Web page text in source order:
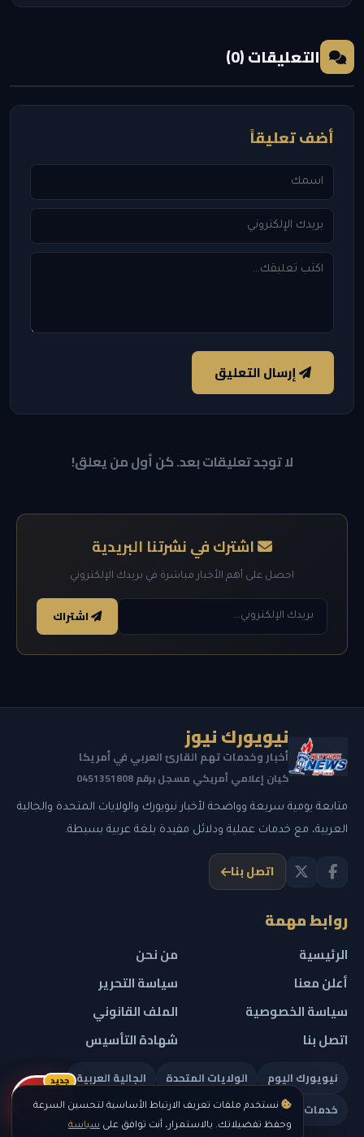
نستخدم ملفات تعريف الارتباط الأساسية لتحسين السرعة
وحفظ تفضيلاتك. بالاستمرار، أنت توافق على سياسة
التعليقات (0)
أضف تعليقاً
إرسال التعليق
لا توجد تعليقات بعد. كن أول من يعلق!
اشترك في نشرتنا البريدية
احصل على أهم الأخبار مباشرة في بريدك الإلكتروني
اشتراك
نيويورك نيوز
أخبار وخدمات تهم القارئ العربي في أمريكا
كيان إعلامي أمريكي مسجل برقم 0451351808
متابعة يومية سريعة وواضحة لأخبار نيويورك والولايات المتحدة والجالية
العربية، مع خدمات عملية ودلائل مفيدة بلغة عربية بسيطة.
اتصل بنا
روابط مهمة
الرئيسية
من نحن
أعلن معنا
سياسة التحرير
سياسة الخصوصية
الملف القانوني
اتصل بنا
شهادة التأسيس
نيويورك اليوم الولايات المتحدة
الجالية العربية
خدمات تهمك
ريلز
جديد